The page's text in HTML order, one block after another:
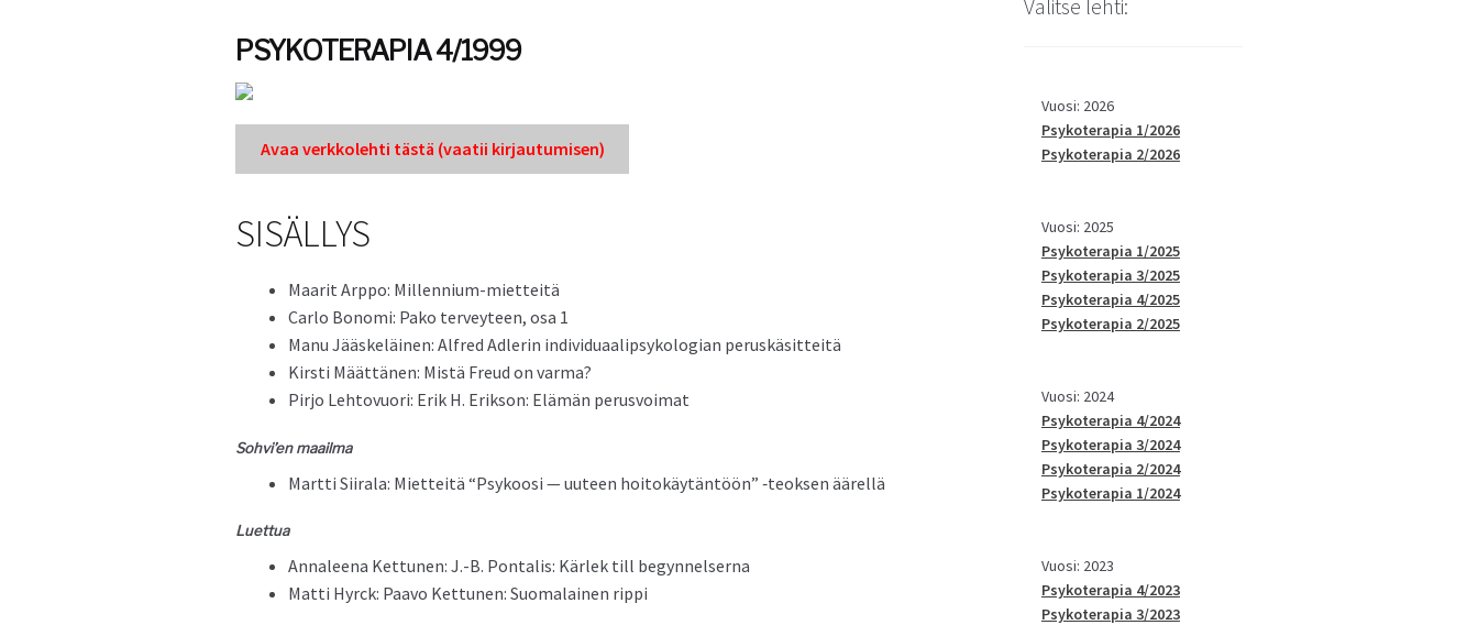
PSYKOTERAPIA 4/1999
Avaa verkkole­hti tästä (vaatii kir­jau­tu­misen)
SISÄLLYS
Maar­it Arp­po: Millennium-mietteitä
Car­lo Bono­mi: Pako ter­vey­teen, osa 1
Manu Jääskeläi­nen: Alfred Adlerin indi­vid­u­aalip­sykolo­gian peruskäsitteitä
Kirsti Määt­tä­nen: Mis­tä Freud on varma?
Pir­jo Lehtovuori: Erik H. Erik­son: Elämän perusvoimat
Sohvi’en maail­ma
Mart­ti Siirala: Miet­teitä “Psykoosi — uuteen hoitokäytän­töön” ‑teok­sen äärellä
Luet­tua
Annaleena Ket­tunen: J.-B. Pon­tal­is: Kär­lek till begynnelserna
Mat­ti Hyr­ck: Paa­vo Ket­tunen: Suo­ma­lainen rippi
Valitse lehti:
Vuosi: 2026
Psykoterapia 1/2026
Psykoterapia 2/2026
Vuosi: 2025
Psykoterapia 1/2025
Psykoterapia 3/2025
Psykoterapia 4/2025
Psykoterapia 2/2025
Vuosi: 2024
Psykoterapia 4/2024
Psykoterapia 3/2024
Psykoterapia 2/2024
Psykoterapia 1/2024
Vuosi: 2023
Psykoterapia 4/2023
Psykoterapia 3/2023